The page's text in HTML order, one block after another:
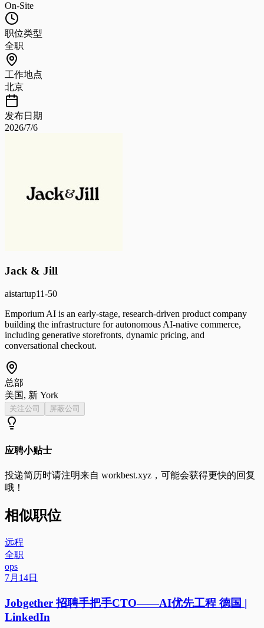
On-Site
职位类型
全职
工作地点
北京
发布日期
2026/7/6
Jack & Jill
aistartup11-50
Emporium AI is an early-stage, research-driven product company
building the infrastructure for autonomous AI-native commerce,
including generative storefronts, dynamic pricing, and
conversational checkout.
总部
美国, 新 York
关注公司 屏蔽公司
应聘小贴士
投递简历时请注明来自 workbest.xyz ，可能会获得更快的回复
哦！
相似职位
远程
全职
ops
7月14日
Jobgether 招聘手把手CTO——AI优先工程 德国 |
LinkedIn